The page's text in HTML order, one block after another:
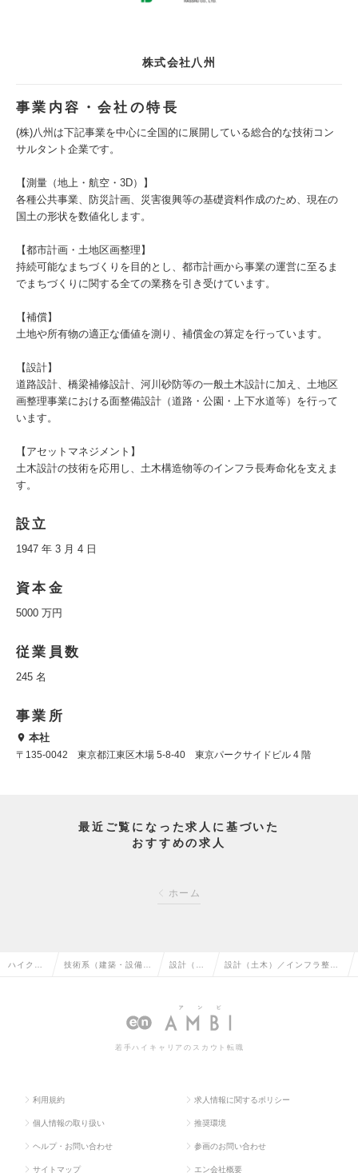
株式会社八州
事業内容・会社の特長
(株)八州は下記事業を中心に全国的に展開している総合的な技術コン
サルタント企業です。
【測量（地上・航空・3D）】
各種公共事業、防災計画、災害復興等の基礎資料作成のため、現在の
国土の形状を数値化します。
【都市計画・土地区画整理】
持続可能なまちづくりを目的とし、都市計画から事業の運営に至るま
でまちづくりに関する全ての業務を引き受けています。
【補償】
土地や所有物の適正な価値を測り、補償金の算定を行っています。
【設計】
道路設計、橋梁補修設計、河川砂防等の一般土木設計に加え、土地区
画整理事業における面整備設計（道路・公園・上下水道等）を行って
います。
【アセットマネジメント】
土木設計の技術を応用し、土木構造物等のインフラ長寿命化を支えま
す。
設立
1947 年 3 月 4 日
資本金
5000 万円
従業員数
245 名
事業所
本社
〒135-0042 東京都江東区木場 5-8-40 東京パークサイドビル 4 階
最近ご覧になった求人に基づいた
おすすめの求人
ホーム
ハイクラ 技術系（建築・設備・ 設計（土
職
設計（土木）／インフラ整備
情報
若手ハイキャリアのスカウト転職
利用規約 求人情報に関するポリシー
個人情報の取り扱い 推奨環境
ヘルプ・お問い合わせ 参画のお問い合わせ
サイトマップ エン会社概要